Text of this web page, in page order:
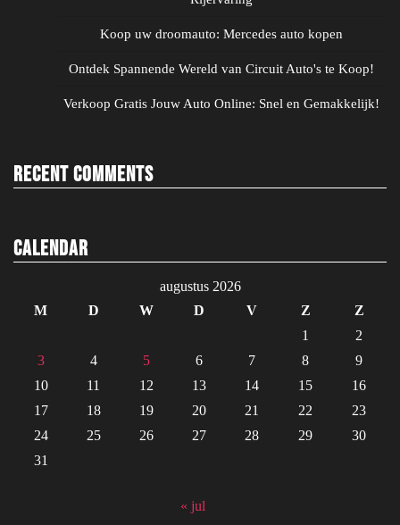
Koop uw droomauto: Mercedes auto kopen
Ontdek Spannende Wereld van Circuit Auto's te Koop!
Verkoop Gratis Jouw Auto Online: Snel en Gemakkelijk!
Recent Comments
Calendar
augustus 2026
M
D W D V Z
Z
1
2
3
4 5 6 7 8
9
10
11 12 13 14 15
16
17
18 19 20 21 22
23
24
25 26 27 28 29
30
31
« jul